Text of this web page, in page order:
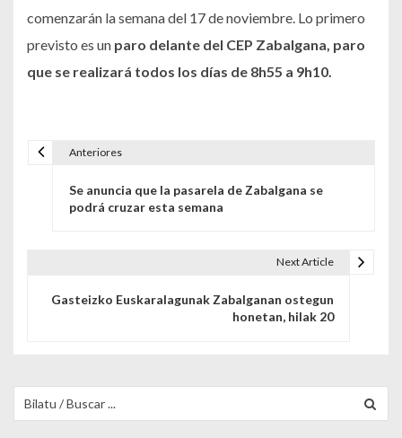
comenzarán la semana del 17 de noviembre. Lo primero
previsto es un paro delante del CEP Zabalgana, paro
que se realizará todos los días de 8h55 a 9h10.
Anteriores
Se anuncia que la pasarela de Zabalgana se
podrá cruzar esta semana
Next Article
Gasteizko Euskaralagunak Zabalganan ostegun
honetan, hilak 20